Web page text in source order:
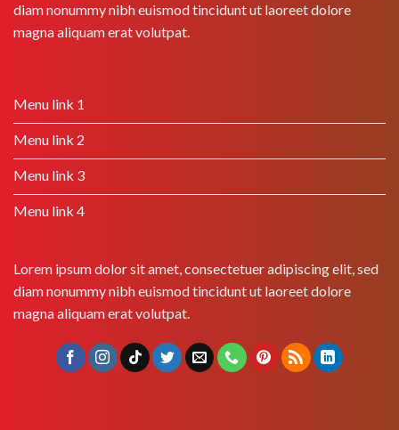
diam nonummy nibh euismod tincidunt ut laoreet dolore
magna aliquam erat volutpat.
Menu link 1
Menu link 2
Menu link 3
Menu link 4
Lorem ipsum dolor sit amet, consectetuer adipiscing elit, sed
diam nonummy nibh euismod tincidunt ut laoreet dolore
magna aliquam erat volutpat.